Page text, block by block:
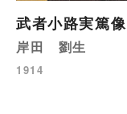
武者小路実篤像
岸田 劉生
1914